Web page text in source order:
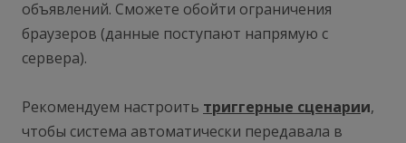
объявлений. Сможете обойти ограничения
браузеров (данные поступают напрямую с
сервера).
Рекомендуем настроить триггерные сценарии,
чтобы система автоматически передавала в